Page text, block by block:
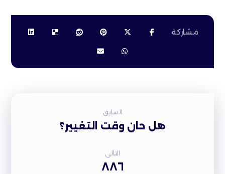
السابق
هل حان وقت التغيير؟
التالى
٨٨٦